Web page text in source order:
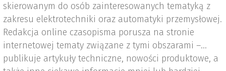
skierowanym do osób zainteresowanych tematyką z
zakresu elektrotechniki oraz automatyki przemysłowej.
Redakcja online czasopisma porusza na stronie
internetowej tematy związane z tymi obszarami –
publikuje artykuły techniczne, nowości produktowe, a